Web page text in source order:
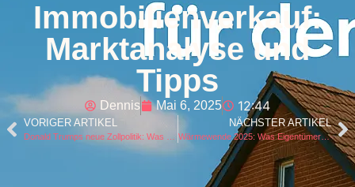
Immobilienverkauf:
Marktanalyse und
Tipps
Dennis Mai 6, 2025 12:44
VORIGER ARTIKEL NÄCHSTER ARTIKEL
Wärmewende 2025: Was Eigentümer und Investoren jetzt wissen müssen